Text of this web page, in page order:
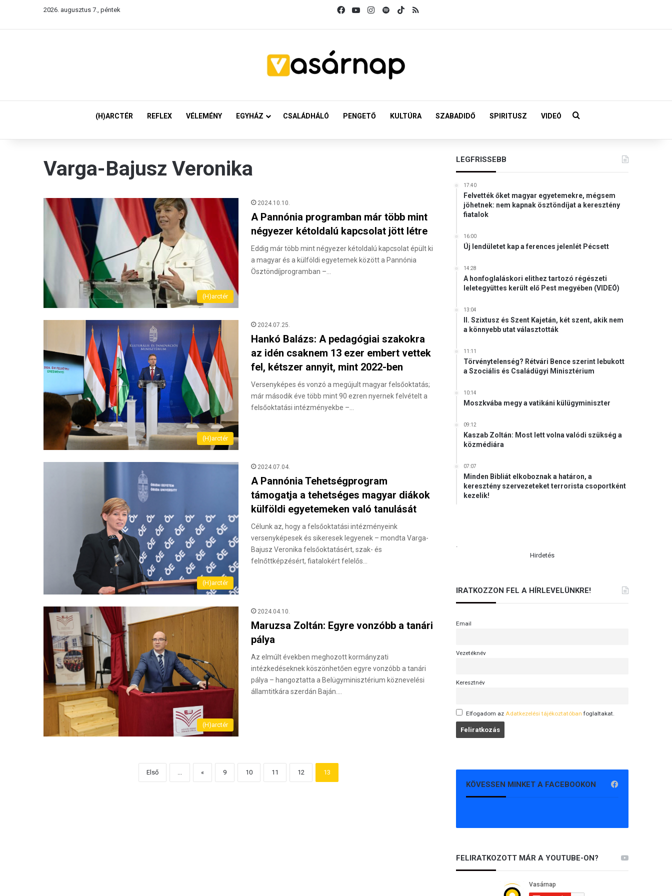
2026. augusztus 7., péntek FacebookYouTubeInstagram
SpotifyTikTok
(H)ARCTÉR REFLEX VÉLEMÉNY EGYHÁZ CSALÁDHÁLÓ PENGETŐ KULTÚRA SZABADIDŐ SPIRITUSZ VIDEÓ Keresés:
Varga-Bajusz Veronika
(H)arctér
2024.10.10.
A Pannónia programban már több mint
négyezer kétoldalú kapcsolat jött létre
Eddig már több mint négyezer kétoldalú kapcsolat épült ki
a magyar és a külföldi egyetemek között a Pannónia
Ösztöndíjprogramban –…
(H)arctér
2024.07.25.
Hankó Balázs: A pedagógiai szakokra
az idén csaknem 13 ezer embert vettek
fel, kétszer annyit, mint 2022-ben
Versenyképes és vonzó a megújult magyar felsőoktatás;
már második éve több mint 90 ezren nyernek felvételt a
felsőoktatási intézményekbe –…
(H)arctér
2024.07.04.
A Pannónia Tehetségprogram
támogatja a tehetséges magyar diákok
külföldi egyetemeken való tanulását
Célunk az, hogy a felsőoktatási intézményeink
versenyképesek és sikeresek legyenek – mondta Varga-
Bajusz Veronika felsőoktatásért, szak- és
felnőttképzésért, fiatalokért felelős…
(H)arctér
2024.04.10.
Maruzsa Zoltán: Egyre vonzóbb a tanári
pálya
Az elmúlt években meghozott kormányzati
intézkedéseknek köszönhetően egyre vonzóbb a tanári
pálya – hangoztatta a Belügyminisztérium köznevelési
államtitkára szerdán Baján.…
Első « 9 10 11 12 13
LEGFRISSEBB
17:40
Felvették őket magyar egyetemekre, mégsem
jöhetnek: nem kapnak ösztöndíjat a keresztény
fiatalok
16:00
Új lendületet kap a ferences jelenlét Pécsett
14:28
A honfoglaláskori elithez tartozó régészeti
leletegyüttes került elő Pest megyében (VIDEÓ)
13:04
II. Szixtusz és Szent Kajetán, két szent, akik nem
a könnyebb utat választották
11:11
Törvénytelenség? Rétvári Bence szerint lebukott
a Szociális és Családügyi Minisztérium
10:14
Moszkvába megy a vatikáni külügyminiszter
09:12
Kaszab Zoltán: Most lett volna valódi szükség a
közmédiára
07:07
Minden Bibliát elkoboznak a határon, a
keresztény szervezeteket terrorista csoportként
kezelik!
.
Hirdetés
IRATKOZZON FEL A HÍRLEVELÜNKRE!
Email
Vezetéknév
Keresztnév
Elfogadom az Adatkezelési tájékoztatóban foglaltakat.
KÖVESSEN MINKET A FACEBOOKON
FELIRATKOZOTT MÁR A YOUTUBE-ON?